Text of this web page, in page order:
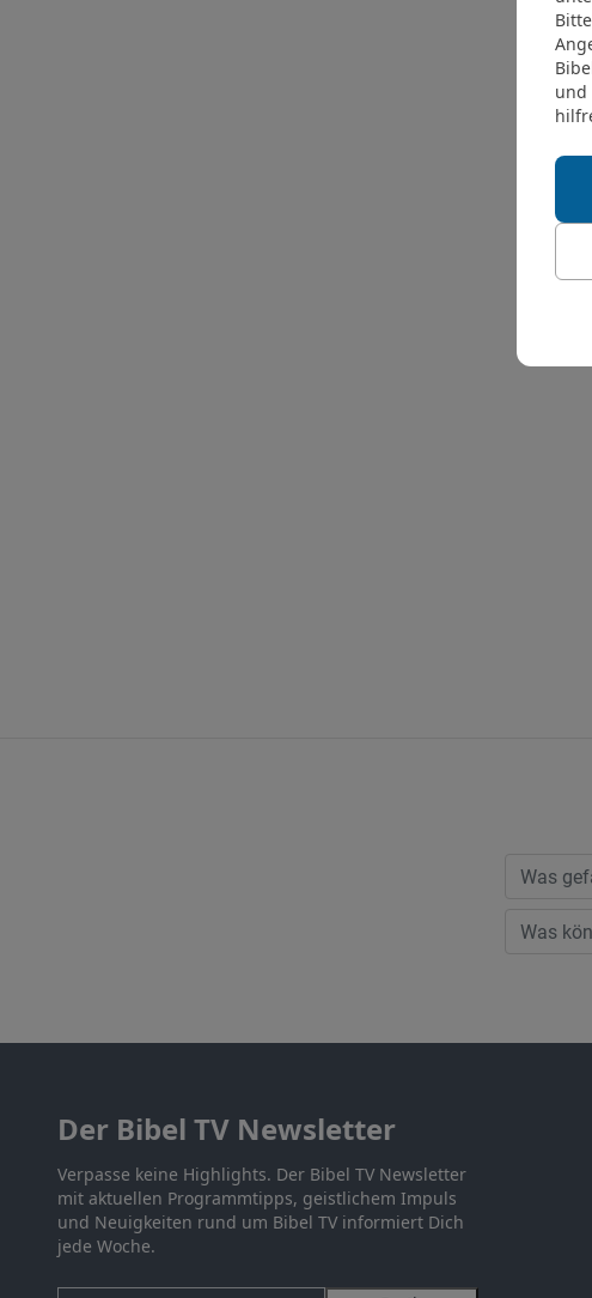
Der Bibel TV Newsletter
Verpasse keine Highlights. Der Bibel TV Newsletter
mit aktuellen Programmtipps, geistlichem Impuls
und Neuigkeiten rund um Bibel TV informiert Dich
jede Woche.